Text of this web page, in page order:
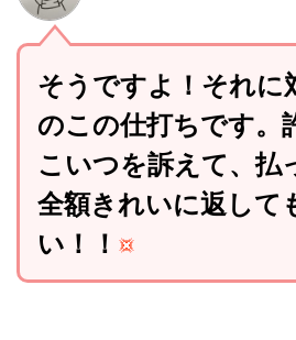
そうですよ！それに
のこの仕打ちです。
こいつを訴えて、払
全額きれいに返して
い！！